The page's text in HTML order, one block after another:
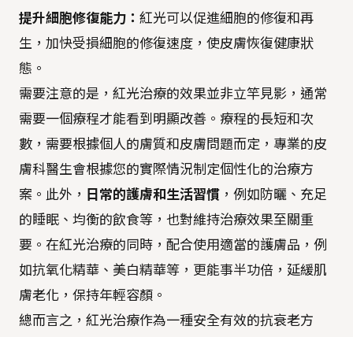
提升細胞修復能力： 紅光可以促進細胞的修復和再
生，加快受損細胞的修復速度，使皮膚恢復健康狀
態。
需要注意的是，紅光治療的效果並非立竿見影，通常
需要一個療程才能看到明顯改善。療程的長短和次
數，需要根據個人的膚質和皮膚問題而定，專業的皮
膚科醫生會根據您的實際情況制定個性化的治療方
案。此外， 日常的護膚和生活習慣 ，例如防曬、充足
的睡眠、均衡的飲食等，也對維持治療效果至關重
要。在紅光治療的同時，配合使用適當的護膚品，例
如抗氧化精華、美白精華等，更能事半功倍，延緩肌
膚老化，保持年輕容顏。
總而言之，紅光治療作為一種安全有效的抗衰老方